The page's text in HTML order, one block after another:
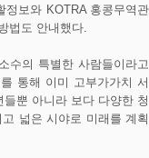
정보와 KOTRA 홍콩무역관
법도 안내했다.
수의 특별한 사람들이라고
통해 이미 고부가가치 서
뿐 아니라 보다 다양한 청
넓은 시야로 미래를 계획